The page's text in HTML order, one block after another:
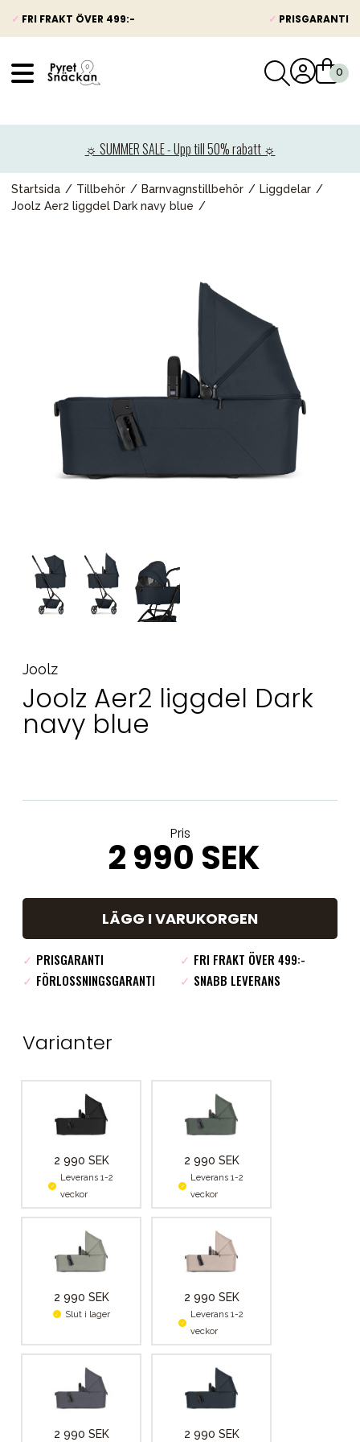
✓ FRI FRAKT ÖVER 499:- ✓ PRISGARANTI
☼ SUMMER SALE - Upp till 50% rabatt ☼
Startsida Tillbehör Barnvagnstillbehör
Liggdelar
Joolz Aer2 liggdel Dark navy blue
Joolz
Joolz Aer2 liggdel Dark
navy blue
Pris
2 990 SEK
LÄGG I VARUKORGEN
✓ PRISGARANTI ✓ FRI FRAKT ÖVER 499:-
✓ FÖRLOSSNINGSGARANTI ✓ SNABB LEVERANS
Varianter
2 990 SEK
Leverans 1-2
veckor
2 990 SEK
Leverans 1-2
veckor
2 990 SEK
Slut i lager
2 990 SEK
Leverans 1-2
veckor
2 990 SEK 2 990 SEK
Barnvagnar
Bilbarnstolar
Leksaker
Förälder
Möbler & bädd
Tillbehör
Reservdelar
Kampanjer
Presenttips
Våra favoriter
Sol och bad Outlet